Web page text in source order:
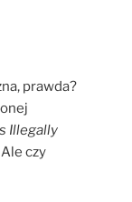
prawda?
Illegally
czy